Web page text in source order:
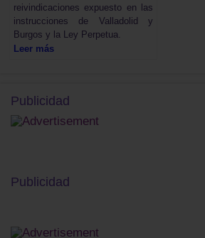
reivindicaciones expuesto en las
instrucciones de Valladolid y
Burgos y la Ley Perpetua.
Leer más
Publicidad
Publicidad